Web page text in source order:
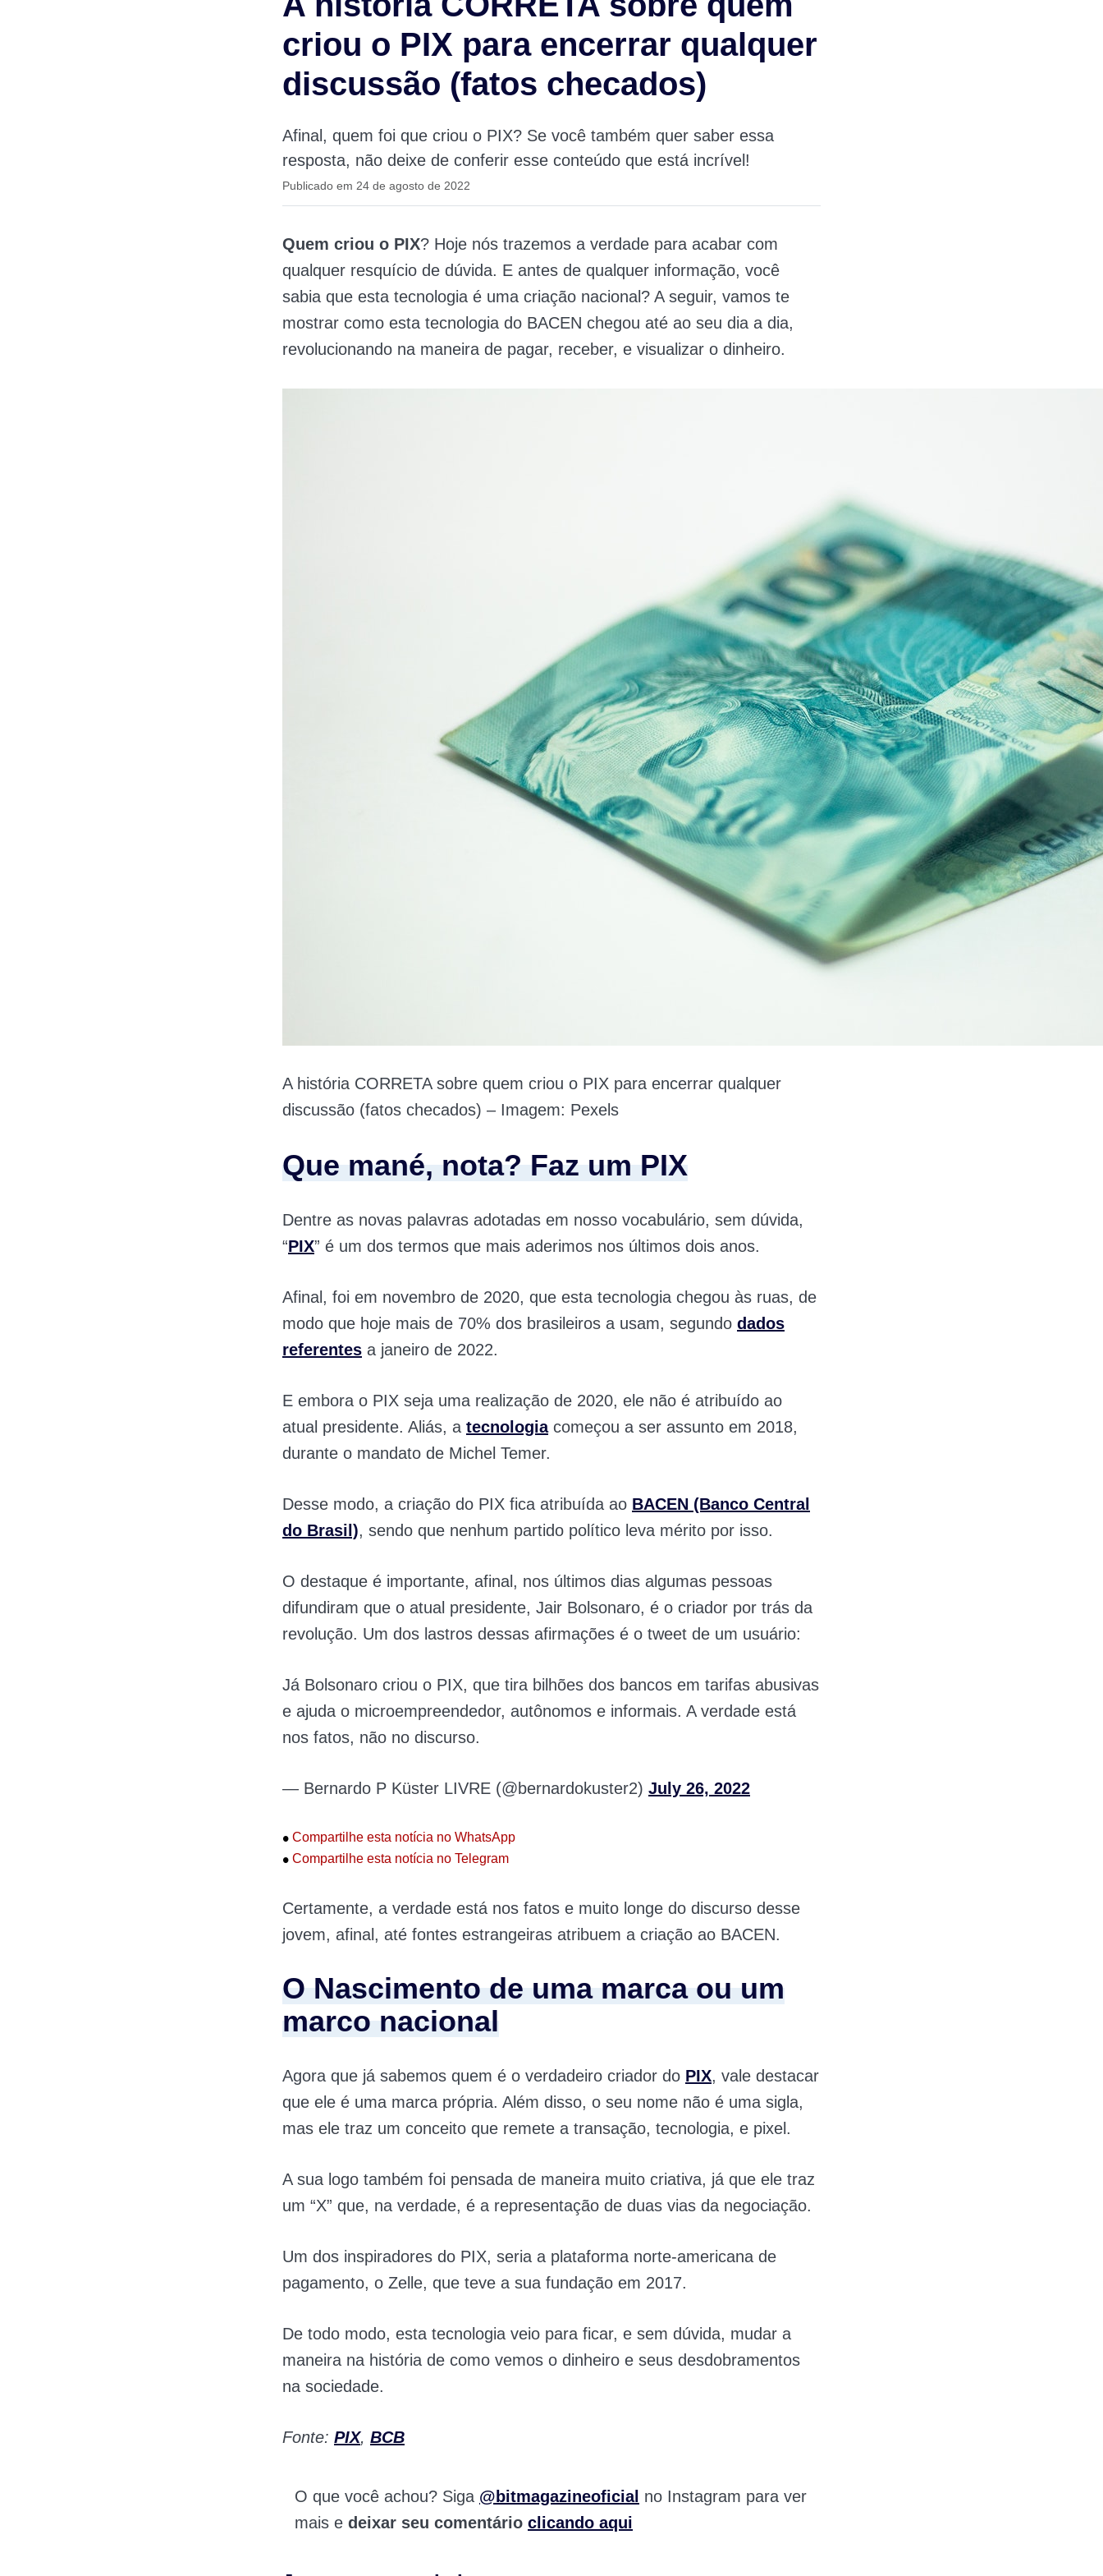
criou o PIX para encerrar qualquer
discussão (fatos checados)
Afinal, quem foi que criou o PIX? Se você também quer saber essa
resposta, não deixe de conferir esse conteúdo que está incrível!
Publicado em 24 de agosto de 2022
Quem criou o PIX? Hoje nós trazemos a verdade para acabar com
qualquer resquício de dúvida. E antes de qualquer informação, você
sabia que esta tecnologia é uma criação nacional? A seguir, vamos te
mostrar como esta tecnologia do BACEN chegou até ao seu dia a dia,
revolucionando na maneira de pagar, receber, e visualizar o dinheiro.
A história CORRETA sobre quem criou o PIX para encerrar qualquer
discussão (fatos checados) – Imagem: Pexels
Que mané, nota? Faz um PIX
Dentre as novas palavras adotadas em nosso vocabulário, sem dúvida,
“PIX” é um dos termos que mais aderimos nos últimos dois anos.
Afinal, foi em novembro de 2020, que esta tecnologia chegou às ruas, de
modo que hoje mais de 70% dos brasileiros a usam, segundo dados
referentes a janeiro de 2022.
E embora o PIX seja uma realização de 2020, ele não é atribuído ao
atual presidente. Aliás, a tecnologia começou a ser assunto em 2018,
durante o mandato de Michel Temer.
Desse modo, a criação do PIX fica atribuída ao BACEN (Banco Central
do Brasil), sendo que nenhum partido político leva mérito por isso.
O destaque é importante, afinal, nos últimos dias algumas pessoas
difundiram que o atual presidente, Jair Bolsonaro, é o criador por trás da
revolução. Um dos lastros dessas afirmações é o tweet de um usuário:
Já Bolsonaro criou o PIX, que tira bilhões dos bancos em tarifas abusivas
e ajuda o microempreendedor, autônomos e informais. A verdade está
nos fatos, não no discurso.
— Bernardo P Küster LIVRE (@bernardokuster2) July 26, 2022
• Compartilhe esta notícia no WhatsApp
• Compartilhe esta notícia no Telegram
Certamente, a verdade está nos fatos e muito longe do discurso desse
jovem, afinal, até fontes estrangeiras atribuem a criação ao BACEN.
O Nascimento de uma marca ou um
marco nacional
Agora que já sabemos quem é o verdadeiro criador do PIX, vale destacar
que ele é uma marca própria. Além disso, o seu nome não é uma sigla,
mas ele traz um conceito que remete a transação, tecnologia, e pixel.
A sua logo também foi pensada de maneira muito criativa, já que ele traz
um “X” que, na verdade, é a representação de duas vias da negociação.
Um dos inspiradores do PIX, seria a plataforma norte-americana de
pagamento, o Zelle, que teve a sua fundação em 2017.
De todo modo, esta tecnologia veio para ficar, e sem dúvida, mudar a
maneira na história de como vemos o dinheiro e seus desdobramentos
na sociedade.
Fonte: PIX, BCB
O que você achou? Siga @bitmagazineoficial no Instagram para ver
mais e deixar seu comentário clicando aqui